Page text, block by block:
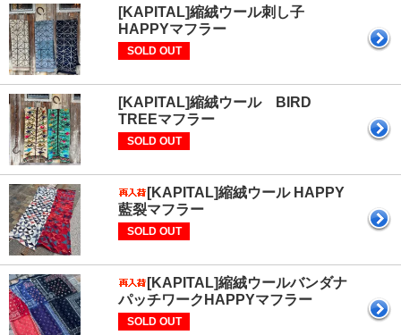
[KAPITAL]縮絨ウール刺し子
HAPPYマフラー
SOLD OUT
[KAPITAL]縮絨ウール BIRD
TREEマフラー
SOLD OUT
[KAPITAL]縮絨ウール HAPPY
藍裂マフラー
SOLD OUT
[KAPITAL]縮絨ウールバンダナ
パッチワークHAPPYマフラー
SOLD OUT